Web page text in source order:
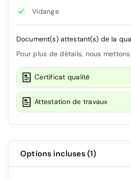
Vidange
Document(s) attestant(s) de la
Pour plus de détails, nous
Certificat qualité
Attestation de travaux
Options incluses (1)